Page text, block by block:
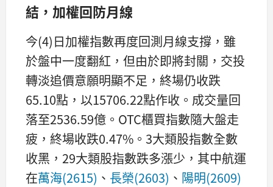
結，加權回防月線
今(4)日加權指數再度回測月線支撐，雖
於盤中一度翻紅，但由於即將封關，交投
轉淡追價意願明顯不足，終場仍收跌
65.10點，以15706.22點作收。成交量回
落至2536.59億。OTC櫃買指數隨大盤走
疲，終場收跌0.47%。3大類股指數全數
收黑，29大類股指數跌多漲少，其中航運
在萬海(2615) 、 長榮(2603) 、 陽明(2609)